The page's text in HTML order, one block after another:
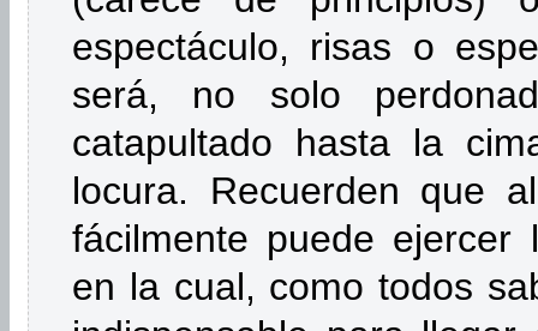
espectáculo, risas o
será, no solo
catapultado hasta la
locura. Recuerden que
fácilmente puede ejercer
en la cual, como todos